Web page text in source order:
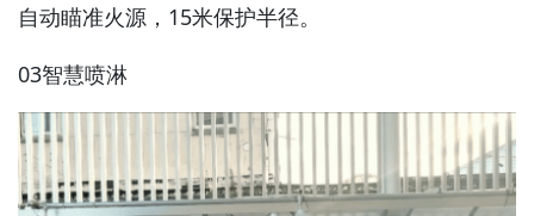
自动瞄准火源，15米保护半径。
03智慧喷淋